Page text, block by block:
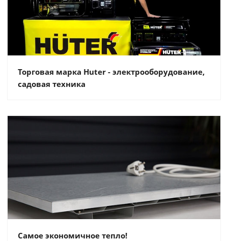
Торговая марка Huter - электрооборудование,
садовая техника
Самое экономичное тепло!